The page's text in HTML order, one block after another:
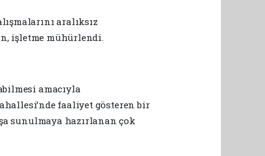
aralıksız
işletme mühürlendi.
amacıyla
faaliyet gösteren bir
sunulmaya hazırlanan çok